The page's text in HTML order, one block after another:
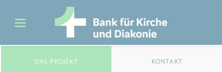
DAS PROJEKT KONTAKT